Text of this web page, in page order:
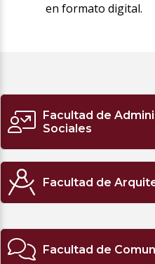
en formato digital.
Facultad de
Sociales
Facultad de
Facultad de